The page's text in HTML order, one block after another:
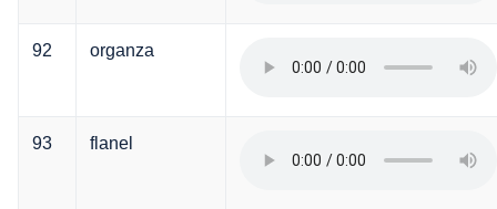
92 organza
93 flanel